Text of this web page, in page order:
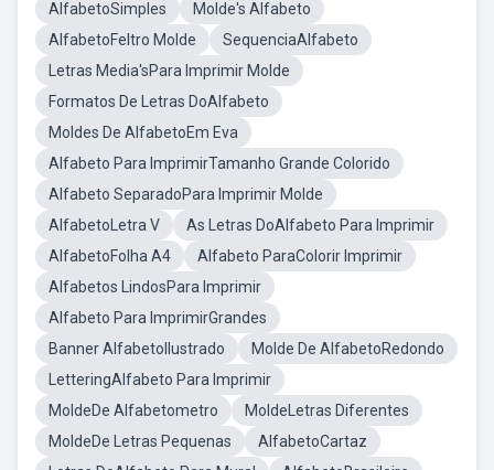
AlfabetoSimples
Molde's Alfabeto
AlfabetoFeltro Molde
SequenciaAlfabeto
Letras Media'sPara Imprimir Molde
Formatos De Letras DoAlfabeto
Moldes De AlfabetoEm Eva
Alfabeto Para ImprimirTamanho Grande Colorido
Alfabeto SeparadoPara Imprimir Molde
AlfabetoLetra V
As Letras DoAlfabeto Para Imprimir
AlfabetoFolha A4
Alfabeto ParaColorir Imprimir
Alfabetos LindosPara Imprimir
Alfabeto Para ImprimirGrandes
Banner AlfabetoIlustrado
Molde De AlfabetoRedondo
LetteringAlfabeto Para Imprimir
MoldeDe Alfabetometro
MoldeLetras Diferentes
MoldeDe Letras Pequenas
AlfabetoCartaz